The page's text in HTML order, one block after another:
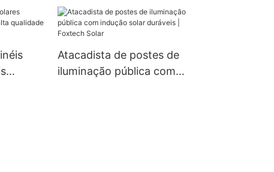
182
e 400
d'água.
Atacadista de postes de
iluminação pública com